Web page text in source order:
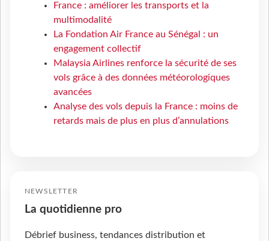
France : améliorer les transports et la
multimodalité
La Fondation Air France au Sénégal : un
engagement collectif
Malaysia Airlines renforce la sécurité de ses
vols grâce à des données météorologiques
avancées
Analyse des vols depuis la France : moins de
retards mais de plus en plus d’annulations
NEWSLETTER
La quotidienne pro
Débrief business, tendances distribution et